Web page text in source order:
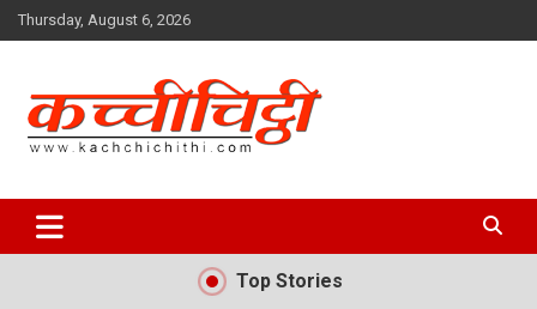
Skip
to
Thursday, August 6, 2026
Kachchichithi
Top Stories